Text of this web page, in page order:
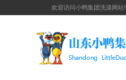
欢迎访问小鸭集团洗涤网站!